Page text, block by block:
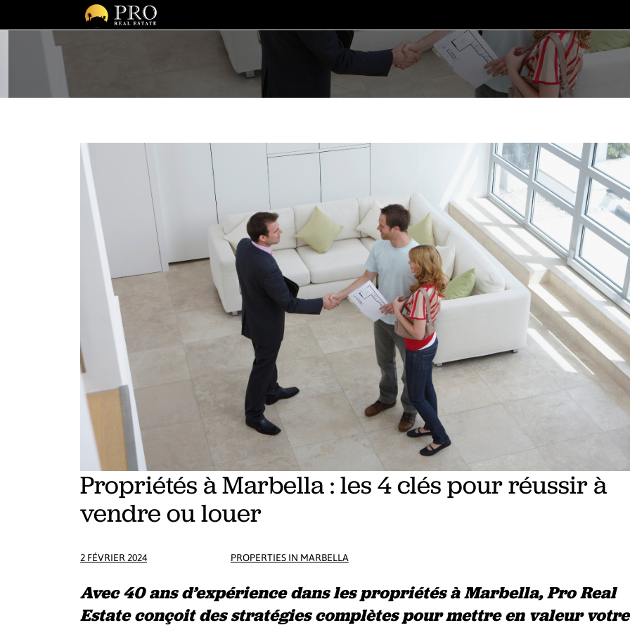
Propriétés à Marbella : les 4 clés pour réussir à
vendre ou louer
2 FÉVRIER 2024 PROPERTIES IN MARBELLA
Avec 40 ans d’expérience dans les propriétés à Marbella, Pro Real
Estate conçoit des stratégies complètes pour mettre en valeur votre